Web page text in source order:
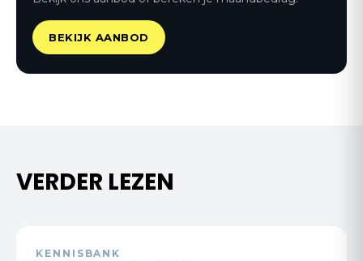
BEKIJK AANBOD
VERDER LEZEN
KENNISBANK